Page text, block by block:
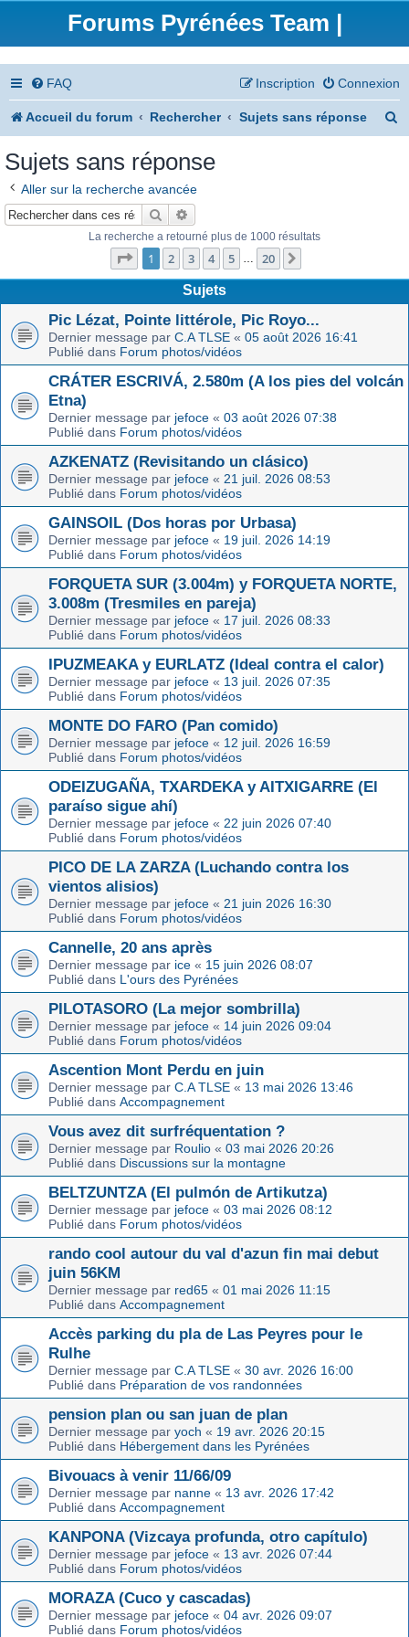
Forums Pyrénées Team |
FAQ Connexion
Inscription
Accueil du forum Rechercher Sujets sans réponse
Sujets sans réponse
Aller sur la recherche avancée
Rechercher
La recherche a retourné plus de 1000 résultats
Page 1sur20
1 2 3 4 5 … 20
Sujets
Pic Lézat, Pointe littérole, Pic Royo...
Dernier message par C.A TLSE « 05 août 2026 16:41
Publié dans Forum photos/vidéos
CRÁTER ESCRIVÁ, 2.580m (A los pies del volcán
Etna)
Dernier message par jefoce « 03 août 2026 07:38
Publié dans Forum photos/vidéos
AZKENATZ (Revisitando un clásico)
Dernier message par jefoce « 21 juil. 2026 08:53
Publié dans Forum photos/vidéos
GAINSOIL (Dos horas por Urbasa)
Dernier message par jefoce « 19 juil. 2026 14:19
Publié dans Forum photos/vidéos
FORQUETA SUR (3.004m) y FORQUETA NORTE,
3.008m (Tresmiles en pareja)
Dernier message par jefoce « 17 juil. 2026 08:33
Publié dans Forum photos/vidéos
IPUZMEAKA y EURLATZ (Ideal contra el calor)
Dernier message par jefoce « 13 juil. 2026 07:35
Publié dans Forum photos/vidéos
MONTE DO FARO (Pan comido)
Dernier message par jefoce « 12 juil. 2026 16:59
Publié dans Forum photos/vidéos
ODEIZUGAÑA, TXARDEKA y AITXIGARRE (El
paraíso sigue ahí)
Dernier message par jefoce « 22 juin 2026 07:40
Publié dans Forum photos/vidéos
PICO DE LA ZARZA (Luchando contra los
vientos alisios)
Dernier message par jefoce « 21 juin 2026 16:30
Publié dans Forum photos/vidéos
Cannelle, 20 ans après
Dernier message par ice « 15 juin 2026 08:07
Publié dans L'ours des Pyrénées
PILOTASORO (La mejor sombrilla)
Dernier message par jefoce « 14 juin 2026 09:04
Publié dans Forum photos/vidéos
Ascention Mont Perdu en juin
Dernier message par C.A TLSE « 13 mai 2026 13:46
Publié dans Accompagnement
Vous avez dit surfréquentation ?
Dernier message par Roulio « 03 mai 2026 20:26
Publié dans Discussions sur la montagne
BELTZUNTZA (El pulmón de Artikutza)
Dernier message par jefoce « 03 mai 2026 08:12
Publié dans Forum photos/vidéos
rando cool autour du val d'azun fin mai debut
juin 56KM
Dernier message par red65 « 01 mai 2026 11:15
Publié dans Accompagnement
Accès parking du pla de Las Peyres pour le
Rulhe
Dernier message par C.A TLSE « 30 avr. 2026 16:00
Publié dans Préparation de vos randonnées
pension plan ou san juan de plan
Dernier message par yoch « 19 avr. 2026 20:15
Publié dans Hébergement dans les Pyrénées
Bivouacs à venir 11/66/09
Dernier message par nanne « 13 avr. 2026 17:42
Publié dans Accompagnement
KANPONA (Vizcaya profunda, otro capítulo)
Dernier message par jefoce « 13 avr. 2026 07:44
Publié dans Forum photos/vidéos
MORAZA (Cuco y cascadas)
Dernier message par jefoce « 04 avr. 2026 09:07
Publié dans Forum photos/vidéos